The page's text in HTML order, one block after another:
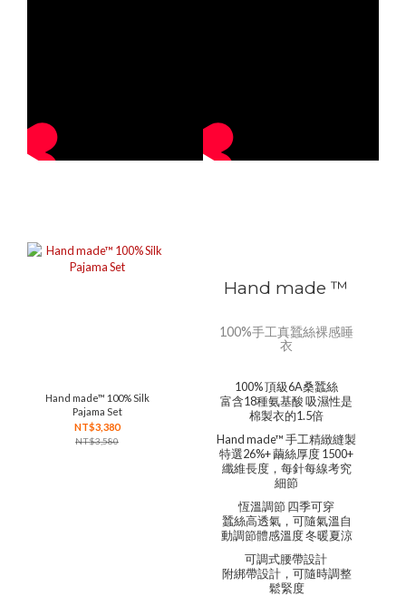
Hand made™ 100% Silk
Pajama Set
NT$3,380
NT$3,580
Hand made ™
100%手工真蠶絲裸感睡
衣
100% 頂級6A桑蠶絲
富含18種氨基酸 吸濕性是
棉製衣的1.5倍
Hand made™ 手工精緻縫製
特選26%+ 繭絲厚度 1500+
纖維長度，每針每線考究
細節
恆溫調節 四季可穿
蠶絲高透氣，可隨氣溫自
動調節體感溫度 冬暖夏涼
可調式腰帶設計
附綁帶設計，可隨時調整
鬆緊度